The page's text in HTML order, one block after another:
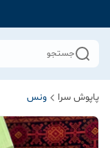
جستجو
پاپوش سرا ونس